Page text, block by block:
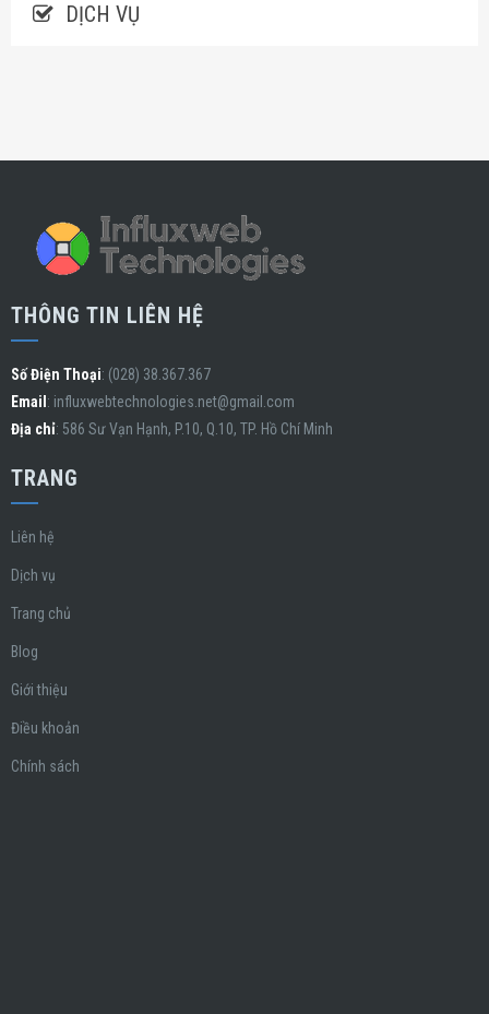
DỊCH VỤ
THÔNG TIN LIÊN HỆ
Số Điện Thoại: (028) 38.367.367
Email : influxwebtechnologies.net@gmail.com
Địa chỉ: 586 Sư Vạn Hạnh, P.10, Q.10, TP. Hồ Chí Minh
TRANG
Liên hệ
Dịch vụ
Trang chủ
Blog
Giới thiệu
Điều khoản
Chính sách